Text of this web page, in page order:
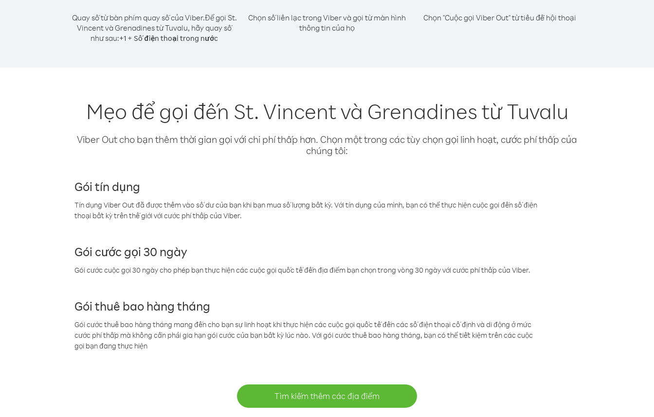
Quay số từ bàn phím quay số của Viber.Để gọi St.
Vincent và Grenadines từ Tuvalu, hãy quay số
như sau:+1 + Số điện thoại trong nước
Chọn số liên lạc trong Viber và gọi từ màn hình
thông tin của họ
Chọn "Cuộc gọi Viber Out" từ tiêu đề hội thoại
Mẹo để gọi đến St. Vincent và Grenadines từ Tuvalu
Viber Out cho bạn thêm thời gian gọi với chi phí thấp hơn. Chọn một trong các tùy chọn gọi linh hoạt, cước phí thấp của
chúng tôi:
Gói tín dụng
Tín dụng Viber Out đã được thêm vào số dư của bạn khi bạn mua số lượng bất kỳ. Với tín dụng của mình, bạn có thể thực hiện cuộc gọi đến số điện
thoại bất kỳ trên thế giới với cước phí thấp của Viber.
Gói cước gọi 30 ngày
Gói cước cuộc gọi 30 ngày cho phép bạn thực hiện các cuộc gọi quốc tế đến địa điểm bạn chọn trong vòng 30 ngày với cước phí thấp của Viber.
Gói thuê bao hàng tháng
Gói cước thuê bao hàng tháng mang đến cho bạn sự linh hoạt khi thực hiện các cuộc gọi quốc tế đến các số điện thoại cố định và di động ở mức
cước phí thấp mà không cần phải gia hạn gói cước của bạn bất kỳ lúc nào. Với gói cước thuê bao hàng tháng, bạn có thể tiết kiệm trên các cuộc
gọi bạn đang thực hiện
Tìm kiếm thêm các địa điểm